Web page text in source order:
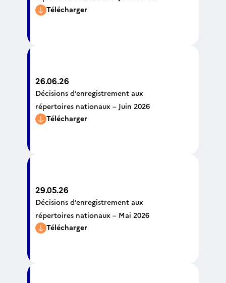
Télécharger
26.06.26
Décisions d’enregistrement aux
répertoires nationaux – Juin 2026
Télécharger
29.05.26
Décisions d’enregistrement aux
répertoires nationaux – Mai 2026
Télécharger